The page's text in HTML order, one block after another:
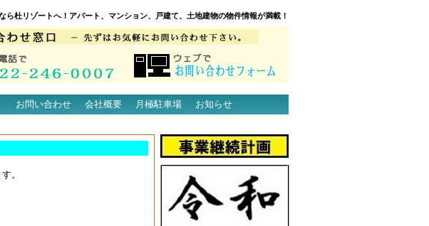
杜リゾートへ！アパート、マンション、戸建て、土地建物の物件情報が満載！
お問い合わせ 会社概要 月極駐車場
お知らせ
。